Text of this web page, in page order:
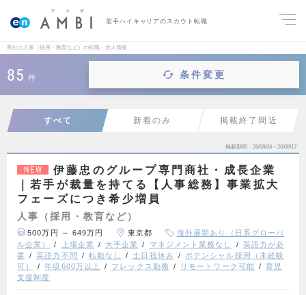
若手ハイキャリアのスカウト転職
商社の人事（採用・教育など）の転職・求人情報
85 件 条件変更
すべて 新着のみ 掲載終了間近
掲載期間 26/08/04～26/08/17
NEW
伊藤忠のグループ専門商社・成長企業
｜若手が裁量を持てる【人事総務】事業拡大
フェーズにつき希少増員
人事（採用・教育など）
500万円 ～ 649万円 東京都
海外展開あり（日系グローバ
ル企業）
上場企業 大手企業 マネジメント業務なし
英語力が必
要
英語力不問 転勤なし 土日祝休み
ポテンシャル採用（未経験
可）
年収600万以上 フレックス勤務 リモートワーク可能
育児
支援制度